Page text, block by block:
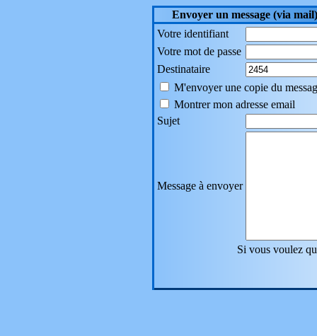
Envoyer un message (via mail)
Votre identifiant
Votre mot de passe
Destinataire
M'envoyer une copie du
Montrer mon adresse email
Sujet
Message à envoyer
Si vous voulez